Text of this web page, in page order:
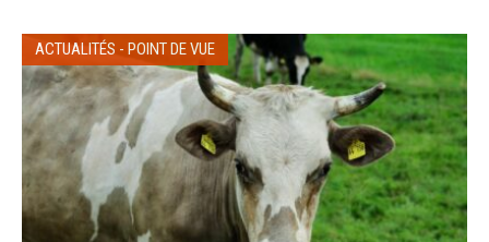
ACTUALITÉS - POINT DE VUE